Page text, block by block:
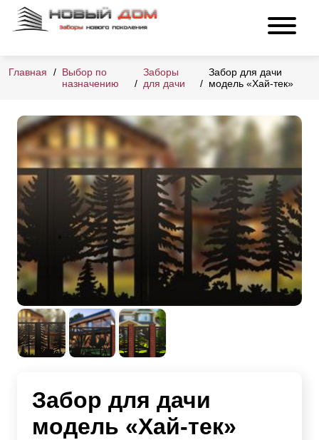
Главная
Выбор по
назначению
Заборы
для дачи
Забор для дачи
модель «Хай-тек»
Забор для дачи
модель «Хай-тек»